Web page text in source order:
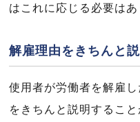
はこれに応じる必要はあ
解雇理由をきちんと
使用者が労働者を解雇
をきちんと説明すること